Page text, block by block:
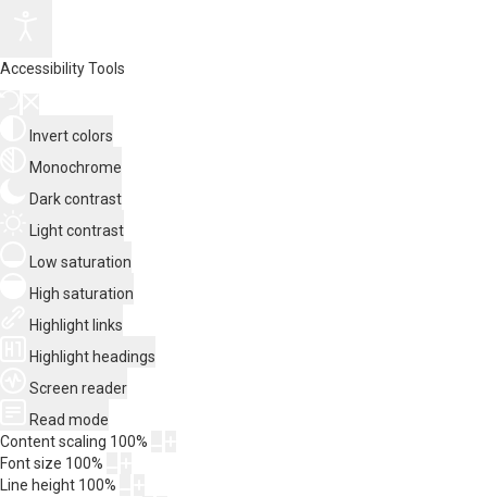
Accessibility Tools
Invert colors
Monochrome
Dark contrast
Light contrast
Low saturation
High saturation
Highlight links
Highlight headings
Screen reader
Read mode
Content scaling 100%
Font size 100%
Line height 100%